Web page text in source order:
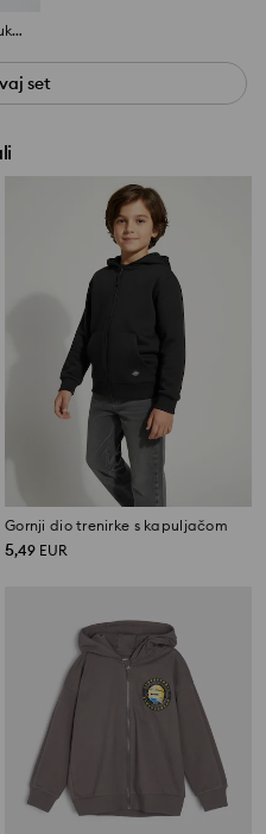
Majica dugih rukava s printom
set
Gornji dio trenirke s kapuljačom
5,49 EUR